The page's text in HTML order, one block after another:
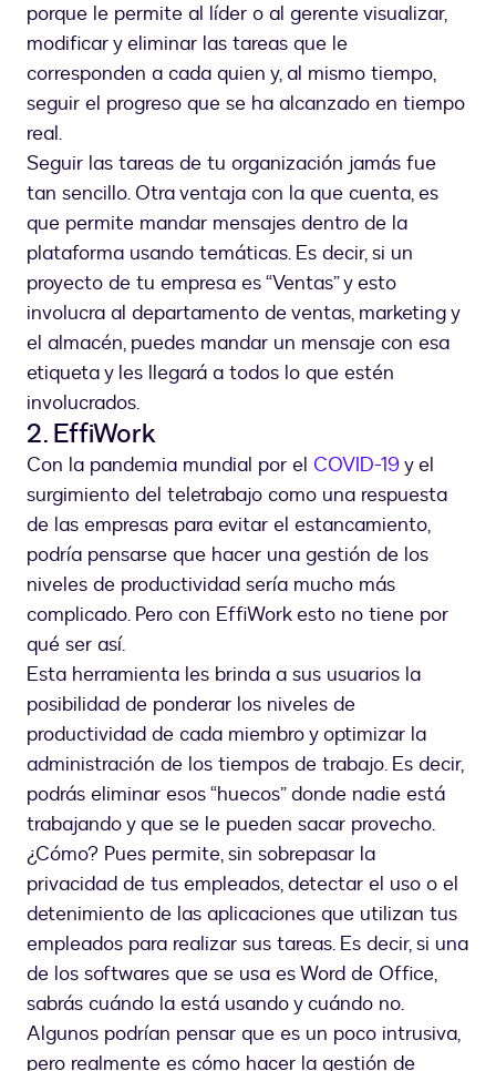
porque le permite al líder o al gerente visualizar,
modificar y eliminar las tareas que le
corresponden a cada quien y, al mismo tiempo,
seguir el progreso que se ha alcanzado en tiempo
real.
Seguir las tareas de tu organización jamás fue
tan sencillo. Otra ventaja con la que cuenta, es
que permite mandar mensajes dentro de la
plataforma usando temáticas. Es decir, si un
proyecto de tu empresa es “Ventas” y esto
involucra al departamento de ventas, marketing y
el almacén, puedes mandar un mensaje con esa
etiqueta y les llegará a todos lo que estén
involucrados.
2. EffiWork
Con la pandemia mundial por el COVID-19y el
surgimiento del teletrabajo como una respuesta
de las empresas para evitar el estancamiento,
podría pensarse que hacer una gestión de los
niveles de productividad sería mucho más
complicado. Pero con EffiWork esto no tiene por
qué ser así.
Esta herramienta les brinda a sus usuarios la
posibilidad de ponderar los niveles de
productividad de cada miembro y optimizar la
administración de los tiempos de trabajo. Es decir,
podrás eliminar esos “huecos” donde nadie está
trabajando y que se le pueden sacar provecho.
¿Cómo? Pues permite, sin sobrepasar la
privacidad de tus empleados, detectar el uso o el
detenimiento de las aplicaciones que utilizan tus
empleados para realizar sus tareas. Es decir, si una
de los softwares que se usa es Word de Office,
sabrás cuándo la está usando y cuándo no.
Algunos podrían pensar que es un poco intrusiva,
pero realmente es cómo hacer la gestión de